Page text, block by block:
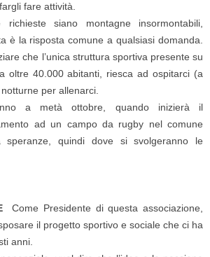
fare attività.
siano montagne insormontabili,
è la risposta comune a qualsiasi domanda.
che l’unica struttura sportiva presente su
oltre 40.000 abitanti, riesca ad ospitarci (a
per allenarci.
a metà ottobre, quando inizierà il
ad un campo da rugby nel comune
speranze, quindi dove si svolgeranno le
Come Presidente di questa associazione,
il progetto sportivo e sociale che ci ha
anni.